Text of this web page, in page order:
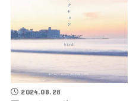
2024.08.28